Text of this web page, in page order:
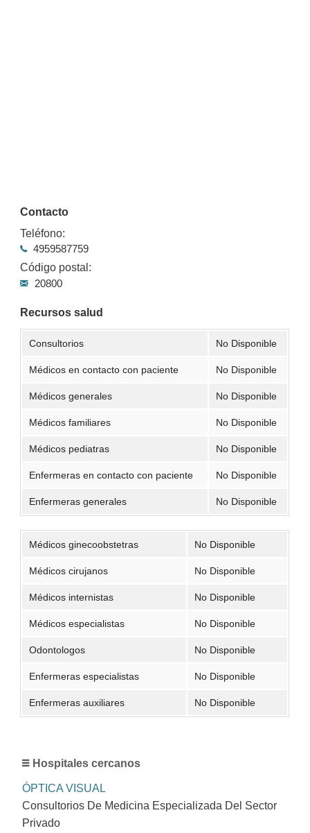
Contacto
Teléfono:
4959587759
Código postal:
20800
Recursos salud
Consultorios No Disponible
Médicos en contacto con paciente No Disponible
Médicos generales No Disponible
Médicos familiares No Disponible
Médicos pediatras No Disponible
Enfermeras en contacto con paciente No Disponible
Enfermeras generales No Disponible
Médicos ginecoobstetras No Disponible
Médicos cirujanos No Disponible
Médicos internistas No Disponible
Médicos especialistas No Disponible
Odontologos No Disponible
Enfermeras especialistas No Disponible
Enfermeras auxiliares No Disponible
Hospitales cercanos
ÓPTICA VISUAL
Consultorios De Medicina Especializada Del Sector
Privado